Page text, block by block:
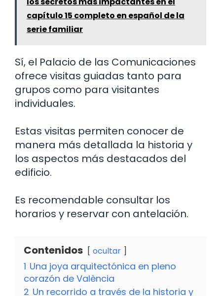
capítulo 15 completo en español de la
serie familiar
Sí, el Palacio de las Comunicaciones
ofrece visitas guiadas tanto para
grupos como para visitantes
individuales.
Estas visitas permiten conocer de
manera más detallada la historia y
los aspectos más destacados del
edificio.
Es recomendable consultar los
horarios y reservar con antelación.
Contenidos ocultar
1 Una joya arquitectónica en pleno
corazón de València
2 Un recorrido a través de la historia y